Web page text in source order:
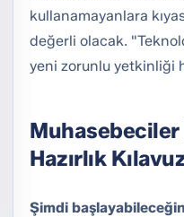
kullanamayanlara
değerli olacak.
yeni zorunlu yetkinliği
Hazırlık
Şimdi